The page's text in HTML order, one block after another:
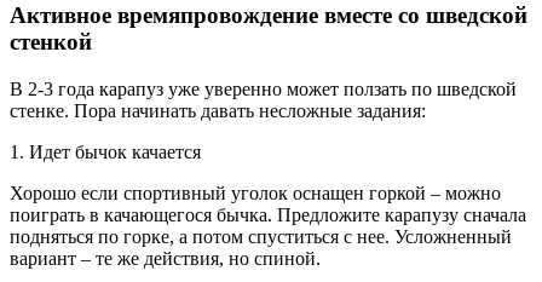
Активное времяпровождение вместе со шведской
стенкой
В 2-3 года карапуз уже уверенно может ползать по шведской
стенке. Пора начинать давать несложные задания:
1. Идет бычок качается
Хорошо если спортивный уголок оснащен горкой – можно
поиграть в качающегося бычка. Предложите карапузу сначала
подняться по горке, а потом спуститься с нее. Усложненный
вариант – те же действия, но спиной.